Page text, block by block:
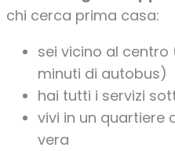
chi cerca prima casa:
sei vicino al
minuti di autobus)
hai tutti i servizi
vivi in un quartiere
vera